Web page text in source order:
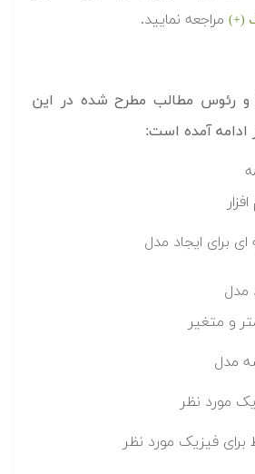
(+) مراجعه نمایید.
رئوس مطالب مطرح شده در این
ادامه آمده است:
برای ایجاد مدل
مدل
و متغیر
مدل
مورد نظر
برای فیزیک مورد نظر